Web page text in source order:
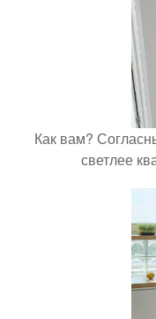
Как вам?
светлее